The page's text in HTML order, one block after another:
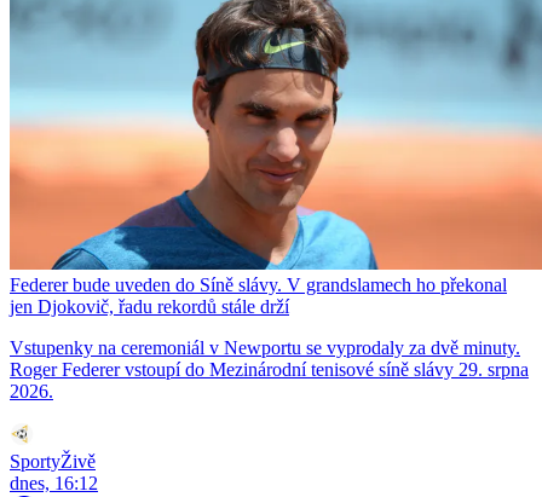
Federer bude uveden do Síně slávy. V grandslamech ho překonal
jen Djokovič, řadu rekordů stále drží
Vstupenky na ceremoniál v Newportu se vyprodaly za dvě minuty.
Roger Federer vstoupí do Mezinárodní tenisové síně slávy 29. srpna
2026.
SportyŽivě
dnes, 16:12